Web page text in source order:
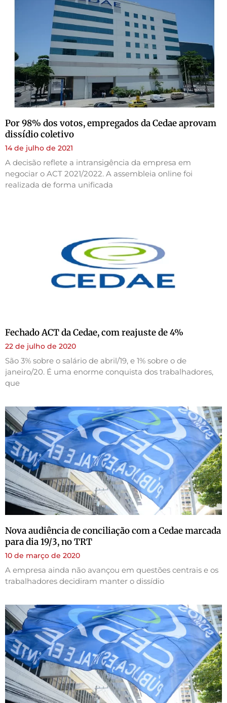
Por 98% dos votos, empregados da Cedae aprovam
dissídio coletivo
14 de julho de 2021
A decisão reflete a intransigência da empresa em
negociar o ACT 2021/2022. A assembleia online foi
realizada de forma unificada
Fechado ACT da Cedae, com reajuste de 4%
22 de julho de 2020
São 3% sobre o salário de abril/19, e 1% sobre o de
janeiro/20. É uma enorme conquista dos trabalhadores,
que
Nova audiência de conciliação com a Cedae marcada
para dia 19/3, no TRT
10 de março de 2020
A empresa ainda não avançou em questões centrais e os
trabalhadores decidiram manter o dissídio